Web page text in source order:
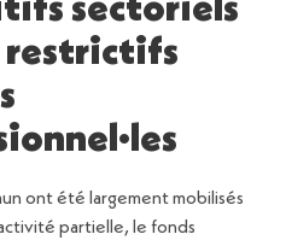
sectoriels
restrictifs
ont été largement mobilisés
partielle, le fonds